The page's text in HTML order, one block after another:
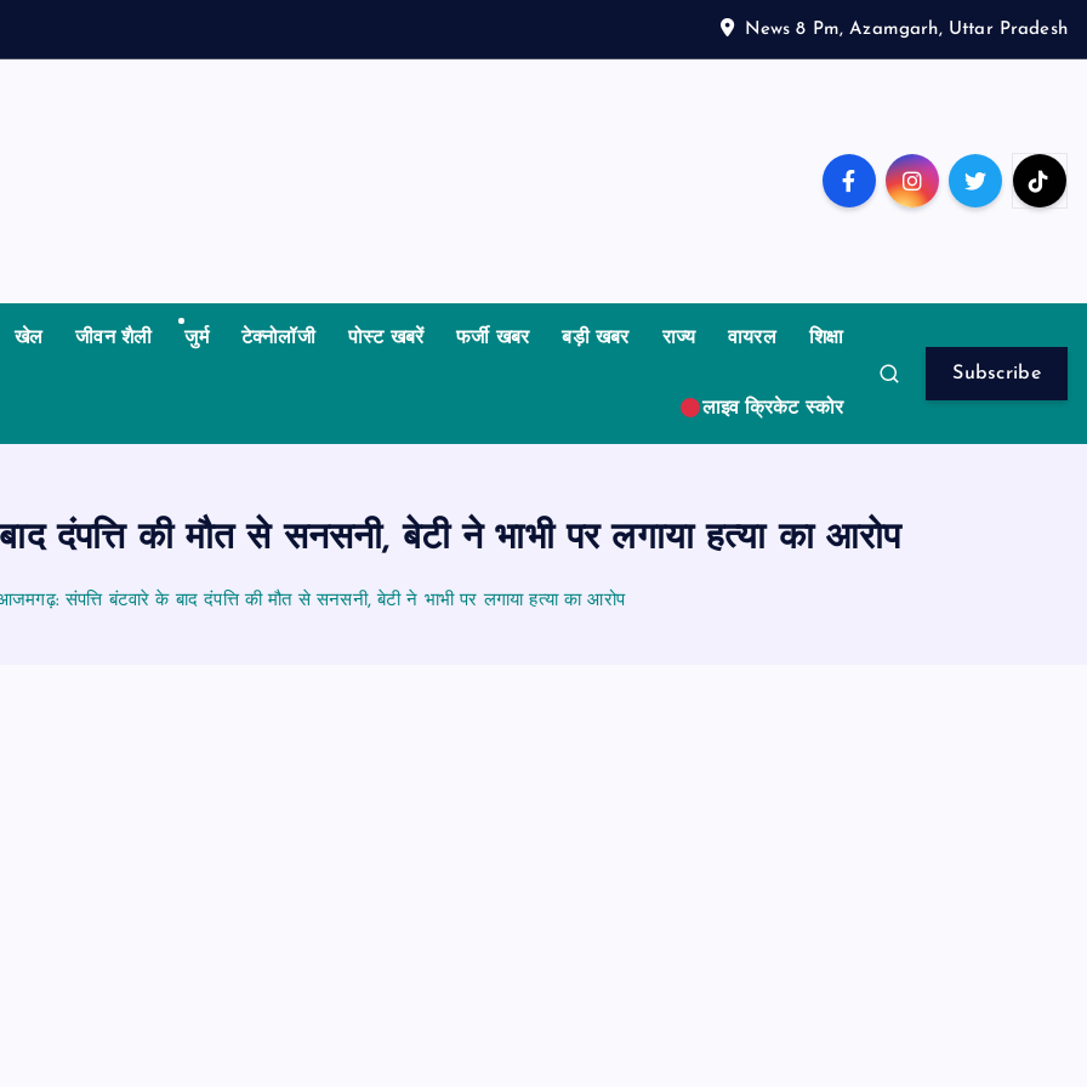
News 8 Pm, Azamgarh, Uttar Pradesh
खेल जीवन शैली जुर्म टेक्नोलॉजी पोस्ट खबरें फर्जी खबर बड़ी खबर राज्य वायरल शिक्षा
लाइव क्रिकेट स्कोर
Subscribe
दंपत्ति की मौत से सनसनी, बेटी ने भाभी पर लगाया हत्या का आरोप
संपत्ति बंटवारे के बाद दंपत्ति की मौत से सनसनी, बेटी ने भाभी पर लगाया हत्या का आरोप